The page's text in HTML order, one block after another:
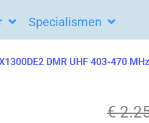
Specialismen
DMR UHF 403-470
€